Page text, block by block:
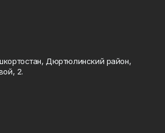
Дюртюлинский район,
2.